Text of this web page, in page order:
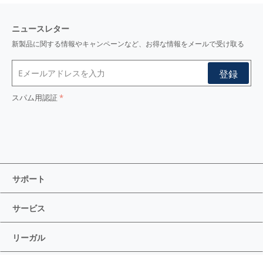
ニュースレター
新製品に関する情報やキャンペーンなど、お得な情報をメールで受け取る
スパム用認証
サポート
サービス
リーガル